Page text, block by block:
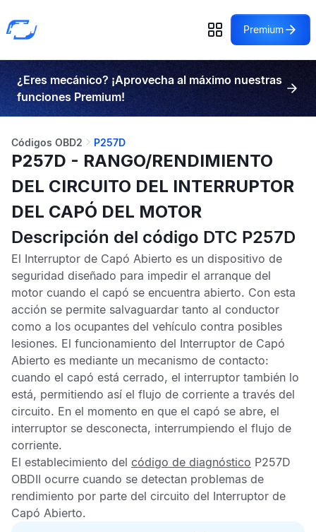
Premium
¿Eres mecánico? ¡Aprovecha al máximo nuestras
funciones Premium!
Códigos OBD2 P257D
P257D - RANGO/RENDIMIENTO
DEL CIRCUITO DEL INTERRUPTOR
DEL CAPÓ DEL MOTOR
Descripción del código DTC P257D
El Interruptor de Capó Abierto es un dispositivo de
seguridad diseñado para impedir el arranque del
motor cuando el capó se encuentra abierto. Con esta
acción se permite salvaguardar tanto al conductor
como a los ocupantes del vehículo contra posibles
lesiones. El funcionamiento del Interruptor de Capó
Abierto es mediante un mecanismo de contacto:
cuando el capó está cerrado, el interruptor también lo
está, permitiendo así el flujo de corriente a través del
circuito. En el momento en que el capó se abre, el
interruptor se desconecta, interrumpiendo el flujo de
corriente.
El establecimiento del código de diagnóstico P257D
OBDII ocurre cuando se detectan problemas de
rendimiento por parte del circuito del Interruptor de
Capó Abierto.